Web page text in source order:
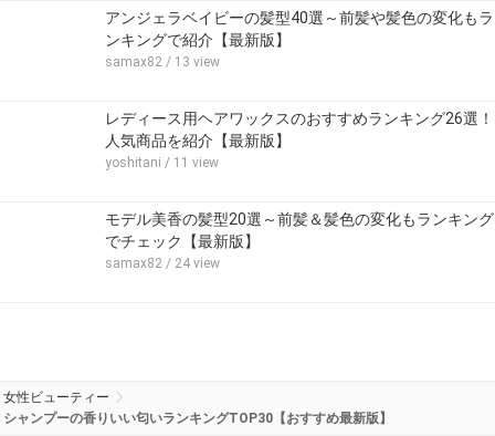
アンジェラベイビーの髪型40選～前髪や髪色の変化もラ
ンキングで紹介【最新版】
samax82 / 13 view
レディース用ヘアワックスのおすすめランキング26選！
人気商品を紹介【最新版】
yoshitani / 11 view
モデル美香の髪型20選～前髪＆髪色の変化もランキング
でチェック【最新版】
samax82 / 24 view
女性ビューティー
シャンプーの香りいい匂いランキングTOP30【おすすめ最新版】